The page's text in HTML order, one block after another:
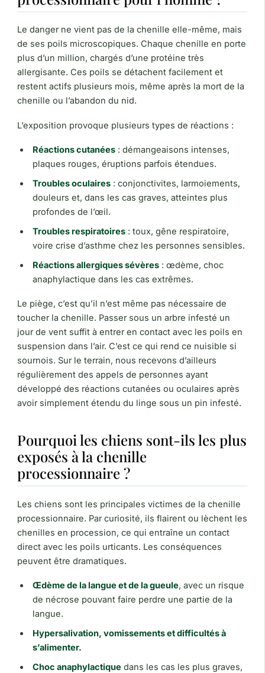
Le danger ne vient pas de la chenille elle-même, mais
de ses poils microscopiques. Chaque chenille en porte
plus d’un million, chargés d’une protéine très
allergisante. Ces poils se détachent facilement et
restent actifs plusieurs mois, même après la mort de la
chenille ou l’abandon du nid.
L’exposition provoque plusieurs types de réactions :
Réactions cutanées: démangeaisons intenses,
plaques rouges, éruptions parfois étendues.
Troubles oculaires: conjonctivites, larmoiements,
douleurs et, dans les cas graves, atteintes plus
profondes de l’œil.
Troubles respiratoires: toux, gêne respiratoire,
voire crise d’asthme chez les personnes sensibles.
Réactions allergiques sévères: œdème, choc
anaphylactique dans les cas extrêmes.
Le piège, c’est qu’il n’est même pas nécessaire de
toucher la chenille. Passer sous un arbre infesté un
jour de vent suffit à entrer en contact avec les poils en
suspension dans l’air. C’est ce qui rend ce nuisible si
sournois. Sur le terrain, nous recevons d’ailleurs
régulièrement des appels de personnes ayant
développé des réactions cutanées ou oculaires après
avoir simplement étendu du linge sous un pin infesté.
Pourquoi les chiens sont-ils les plus
exposés à la chenille
processionnaire ?
Les chiens sont les principales victimes de la chenille
processionnaire. Par curiosité, ils flairent ou lèchent les
chenilles en procession, ce qui entraîne un contact
direct avec les poils urticants. Les conséquences
peuvent être dramatiques.
Œdème de la langue et de la gueule, avec un risque
de nécrose pouvant faire perdre une partie de la
langue.
Hypersalivation, vomissements et difficultés à
s’alimenter.
Choc anaphylactiquedans les cas les plus graves,